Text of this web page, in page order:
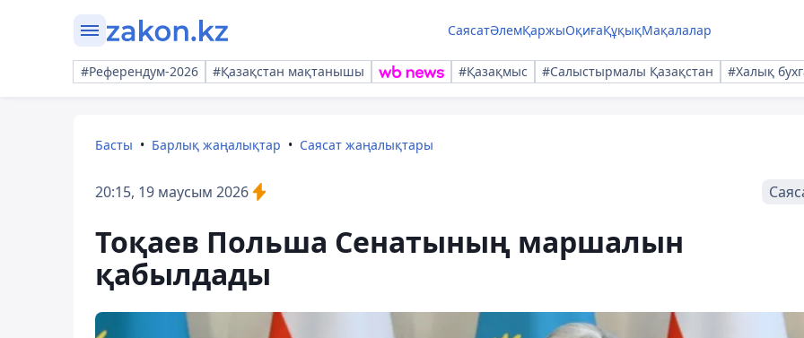
СаясатӘлемҚаржыОқиғаҚұқықМақалалар
#Референдум-2026 #Қазақстан мақтанышы #Қазақмыс #Салыстырмалы Қазақстан #Халық
Басты Барлық жаңалықтар Саясат жаңалықтары
20:15, 19 маусым 2026
Тоқаев Польша Сенатының маршалын
қабылдады